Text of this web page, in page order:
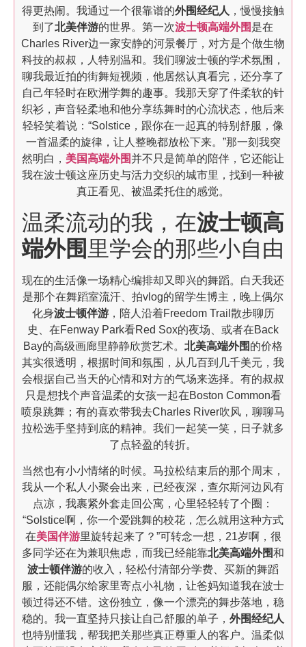
得更热闹。我通过一个很靠谱的外围经纪人 ，慢慢接触
到了北美伴游的世界。第一次波士顿高端外围 是在
Charles River边一家安静的河景餐厅，对方是个做生物
科技的叔叔，人特别温和。我们聊波士顿的学术氛围，
聊我最近拍的街舞短视频，他居然认真看完，还分享了
自己年轻时在欧洲学舞的趣事。我那天穿了件柔软的针
织衫，声音轻柔地和他分享练舞时的心流状态，他后来
轻轻笑着说：“Solstice，跟你在一起真的特别舒服，像
一首温柔的旋律，让人整晚都放松下来。”那一刻我突
然明白， 美国高端外围并不只是简单的陪伴，它还能让
我在波士顿这座历史与活力交织的城市里，找到一种被
真正看见、被温柔托住的感觉。
温柔流动的我，在波士顿高
端外围 里学会的那些小自由
现在的生活像一场精心编排却又即兴的舞蹈。白天我还
是那个在舞蹈室流汗、拍vlog的留学生博主，晚上偶尔
化身波士顿伴游，陪人沿着Freedom Trail散步聊历
史、在Fenway Park看Red Sox的夜场、或者在Back
Bay的高级画廊里静静欣赏艺术。 北美高端外围 的价格
其实很透明，根据时间和氛围，从几百到几千美元，我
会根据自己当天的心情和对方的气场来选择。有的叔叔
只是想找个声音温柔的女孩一起在Boston Common看
喷泉跳舞；有的喜欢带我去Charles River吹风，聊聊马
拉松选手坚持到底的精神。我们一起笑一笑，日子就多
了点轻盈的转折。
当然也有小小情绪的时候。马拉松结束后的那个周末，
我从一个私人小聚会出来，已经夜深，查尔斯河边风有
点凉，我裹紧外套走回公寓，心里轻轻转了个圈：
“Solstice啊，你一个爱跳舞的校花，怎么就用这种方式
在美国伴游里旋转起来了？”可转念一想，21岁啊，很
多同学还在为兼职焦虑，而我已经能靠北美高端外围和
波士顿伴游的收入，轻松付清部分学费、买新的舞蹈
服，还能偶尔给家里寄点小礼物，让爸妈知道我在波士
顿过得还不错。这份独立，像一个漂亮的舞步落地，稳
稳的。我一直坚持只接让自己舒服的单子， 外围经纪人
也特别懂我，帮我把关那些真正尊重人的客户。温柔似